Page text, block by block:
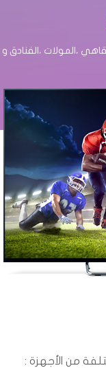
،المولات ،الفنادق و
من الأجهزة :